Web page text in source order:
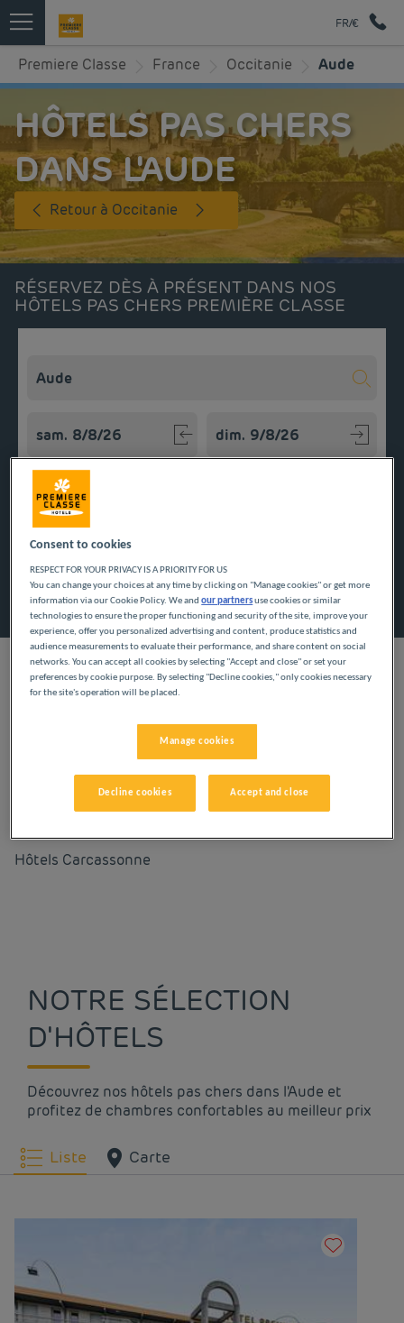
FR/€
Premiere Classe France Occitanie Aude
HÔTELS PAS CHERS
DANS L'AUDE
Retour à Occitanie
RÉSERVEZ DÈS À PRÉSENT DANS NOS
HÔTELS PAS CHERS PREMIÈRE CLASSE
Rechercher
Ajouter un code
confortable de l'un de nos hôtels pas chers Première Classe
Nos villes dans l'Aude
Hôtels Carcassonne
NOTRE SÉLECTION
D'HÔTELS
Découvrez nos hôtels pas chers dans l'Aude et
profitez de chambres confortables au meilleur prix
Liste Carte
Consent to cookies
RESPECT FOR YOUR PRIVACY IS A PRIORITY FOR US
You can change your choices at any time by clicking on "Manage cookies" or get more
information via our Cookie Policy. We andour partnersuse cookies or similar
technologies to ensure the proper functioning and security of the site, improve your
experience, offer you personalized advertising and content, produce statistics and
audience measurements to evaluate their performance, and share content on social
networks. You can accept all cookies by selecting "Accept and close" or set your
preferences by cookie purpose. By selecting "Decline cookies," only cookies necessary
for the site's operation will be placed.
Manage cookies
Decline cookies Accept and close